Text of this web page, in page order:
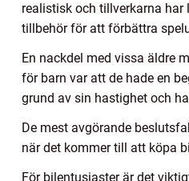
realistisk och tillverkarna
tillbehör för att förbättra
En nackdel med vissa äldre
för barn var att de hade en
grund av sin hastighet och
De mest avgörande
när det kommer till att köpa
För bilentusiaster är det